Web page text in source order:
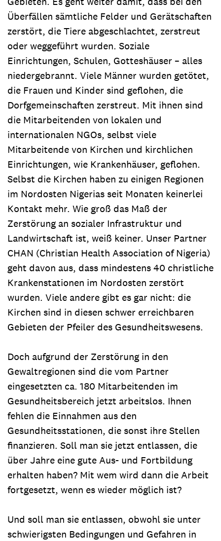
Überfällen sämtliche Felder und Gerätschaften
zerstört, die Tiere abgeschlachtet, zerstreut
oder weggeführt wurden. Soziale
Einrichtungen, Schulen, Gotteshäuser – alles
niedergebrannt. Viele Männer wurden getötet,
die Frauen und Kinder sind geflohen, die
Dorfgemeinschaften zerstreut. Mit ihnen sind
die Mitarbeitenden von lokalen und
internationalen NGOs, selbst viele
Mitarbeitende von Kirchen und kirchlichen
Einrichtungen, wie Krankenhäuser, geflohen.
Selbst die Kirchen haben zu einigen Regionen
im Nordosten Nigerias seit Monaten keinerlei
Kontakt mehr. Wie groß das Maß der
Zerstörung an sozialer Infrastruktur und
Landwirtschaft ist, weiß keiner. Unser Partner
CHAN (Christian Health Association of Nigeria)
geht davon aus, dass mindestens 40 christliche
Krankenstationen im Nordosten zerstört
wurden. Viele andere gibt es gar nicht: die
Kirchen sind in diesen schwer erreichbaren
Gebieten der Pfeiler des Gesundheitswesens.
Doch aufgrund der Zerstörung in den
Gewaltregionen sind die vom Partner
eingesetzten ca. 180 Mitarbeitenden im
Gesundheitsbereich jetzt arbeitslos. Ihnen
fehlen die Einnahmen aus den
Gesundheitsstationen, die sonst ihre Stellen
finanzieren. Soll man sie jetzt entlassen, die
über Jahre eine gute Aus- und Fortbildung
erhalten haben? Mit wem wird dann die Arbeit
fortgesetzt, wenn es wieder möglich ist?
Und soll man sie entlassen, obwohl sie unter
schwierigsten Bedingungen und Gefahren in